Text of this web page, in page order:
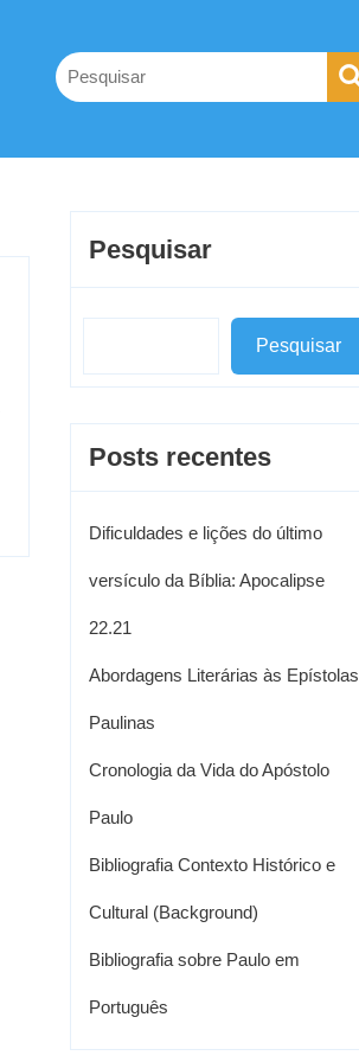
Pesquisar
Pesquisar
Posts recentes
Dificuldades e lições do último
versículo da Bíblia: Apocalipse
22.21
Abordagens Literárias às Epístolas
Paulinas
Cronologia da Vida do Apóstolo
Paulo
Bibliografia Contexto Histórico e
Cultural (Background)
Bibliografia sobre Paulo em
Português